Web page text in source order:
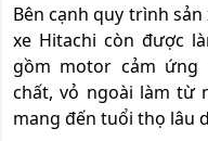
Bên cạnh quy trình
xe Hitachi còn được
gồm motor cảm ứng
chất, vỏ ngoài làm từ
mang đến tuổi thọ lâu